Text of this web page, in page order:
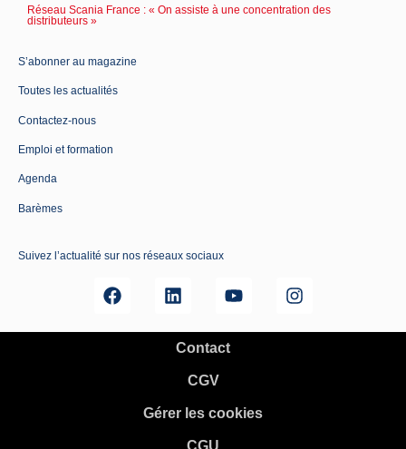
Réseau Scania France : « On assiste à une concentration des
distributeurs »
S’abonner au magazine
Toutes les actualités
Contactez-nous
Emploi et formation
Agenda
Barèmes
Suivez l’actualité sur nos réseaux sociaux
Contact
CGV
Gérer les cookies
CGU